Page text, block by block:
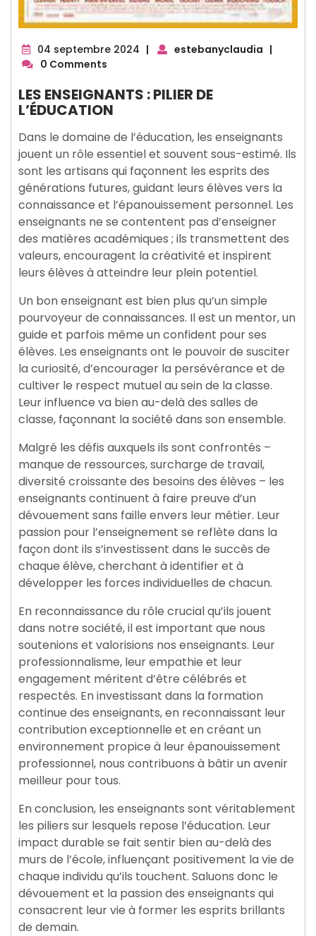
04 septembre 2024 04
| estebanyclaudia |
0 Comments
LES ENSEIGNANTS : PILIER DE
L’ÉDUCATION
Dans le domaine de l’éducation, les enseignants
jouent un rôle essentiel et souvent sous-estimé. Ils
sont les artisans qui façonnent les esprits des
générations futures, guidant leurs élèves vers la
connaissance et l’épanouissement personnel. Les
enseignants ne se contentent pas d’enseigner
des matières académiques ; ils transmettent des
valeurs, encouragent la créativité et inspirent
leurs élèves à atteindre leur plein potentiel.
Un bon enseignant est bien plus qu’un simple
pourvoyeur de connaissances. Il est un mentor, un
guide et parfois même un confident pour ses
élèves. Les enseignants ont le pouvoir de susciter
la curiosité, d’encourager la persévérance et de
cultiver le respect mutuel au sein de la classe.
Leur influence va bien au-delà des salles de
classe, façonnant la société dans son ensemble.
Malgré les défis auxquels ils sont confrontés –
manque de ressources, surcharge de travail,
diversité croissante des besoins des élèves – les
enseignants continuent à faire preuve d’un
dévouement sans faille envers leur métier. Leur
passion pour l’enseignement se reflète dans la
façon dont ils s’investissent dans le succès de
chaque élève, cherchant à identifier et à
développer les forces individuelles de chacun.
En reconnaissance du rôle crucial qu’ils jouent
dans notre société, il est important que nous
soutenions et valorisions nos enseignants. Leur
professionnalisme, leur empathie et leur
engagement méritent d’être célébrés et
respectés. En investissant dans la formation
continue des enseignants, en reconnaissant leur
contribution exceptionnelle et en créant un
environnement propice à leur épanouissement
professionnel, nous contribuons à bâtir un avenir
meilleur pour tous.
En conclusion, les enseignants sont véritablement
les piliers sur lesquels repose l’éducation. Leur
impact durable se fait sentir bien au-delà des
murs de l’école, influençant positivement la vie de
chaque individu qu’ils touchent. Saluons donc le
dévouement et la passion des enseignants qui
consacrent leur vie à former les esprits brillants
de demain.